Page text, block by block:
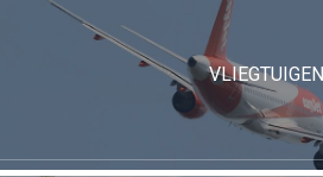
VLIEGTUIGEN